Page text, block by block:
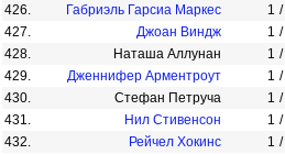
426.
Габриэль Гарсиа Маркес 1 /
427.
Джоан Виндж 1 /
428.
Наташа Аллунан 1 /
429.
Дженнифер Арментроут 1 /
430.
Стефан Петруча 1 /
431.
Нил Стивенсон 1 /
432.
Рейчел Хокинс 1 /